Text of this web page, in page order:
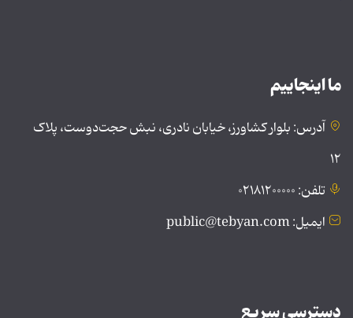
ما اینجاییم
آدرس: بلوار کشاورز، خیابان نادری، نبش حجت‌دوست، پلاک
۱۲
تلفن: ۰۲۱۸۱۲۰۰۰۰۰
ایمیل: public@tebyan.com